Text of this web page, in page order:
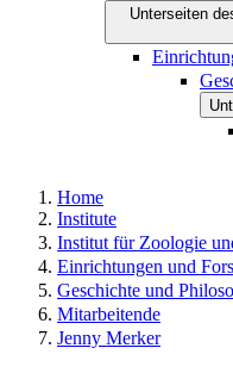
Unterseiten
Home
Institute
Institut für Zoologie
Einrichtungen und
Geschichte und
Mitarbeitende
Jenny Merker